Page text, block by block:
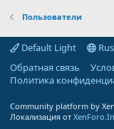
Пользователи
Default Light
Обратная связь
Политика
Community platform by
Локализация от